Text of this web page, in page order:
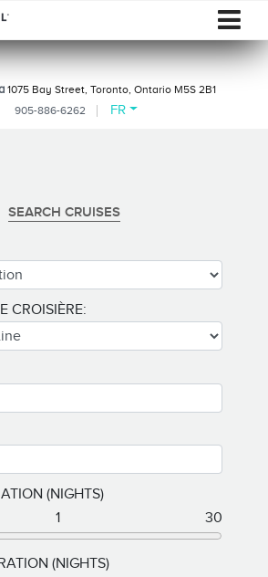
1075 Bay Street, Toronto, Ontario M5S 2B1
905-886-6262
FR
SEARCH CRUISES
CROISIÈRE:
(NIGHTS)
1 30
(NIGHTS)